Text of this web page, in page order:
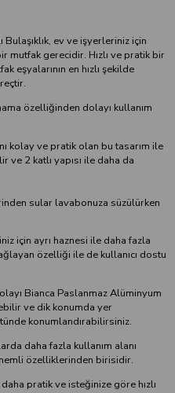
ev ve işyerleriniz için
mutfak gerecidir. Hızlı ve pratik bir
eşyalarının en hızlı şekilde
özelliğinden dolayı kullanım
kolay ve pratik olan bu tasarım ile
ve 2 katlı yapısı ile daha da
sular lavabonuza süzülürken
için ayrı haznesi ile daha fazla
özelliği ile de kullanıcı dostu
Bianca Paslanmaz Alüminyum
ve dik konumda yer
konumlandırabilirsiniz.
daha fazla kullanım alanı
özelliklerinden birisidir.
pratik ve isteğinize göre hızlı